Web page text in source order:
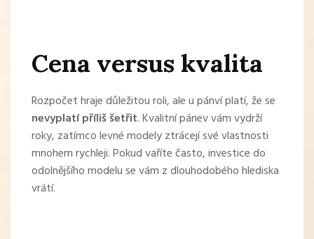
Cena versus kvalita
Rozpočet hraje důležitou roli, ale u pánví platí, že se
nevyplatí příliš šetřit. Kvalitní pánev vám vydrží
roky, zatímco levné modely ztrácejí své vlastnosti
mnohem rychleji. Pokud vaříte často, investice do
odolnějšího modelu se vám z dlouhodobého hlediska
vrátí.